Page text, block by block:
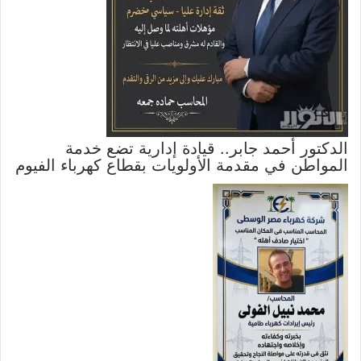
الدكتور أحمد جابر.. قيادة إدارية تضع خدمة
المواطن في مقدمة الأولويات بقطاع كهرباء الفيوم